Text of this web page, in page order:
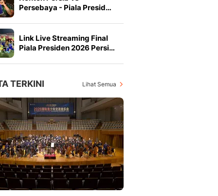
Persebaya - Piala Presid…
Link Live Streaming Final
Piala Presiden 2026 Persi…
TERKINI Lihat Semua